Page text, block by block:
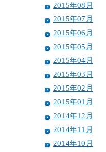
2015年08月
2015年07月
2015年06月
2015年05月
2015年04月
2015年03月
2015年02月
2015年01月
2014年12月
2014年11月
2014年10月